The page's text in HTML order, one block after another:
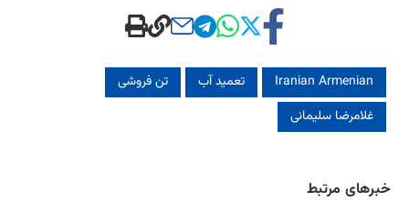
Iranian Armenian تعمید آب
تن فروشی
غلامرضا سلیمانی
خبرهای مرتبط